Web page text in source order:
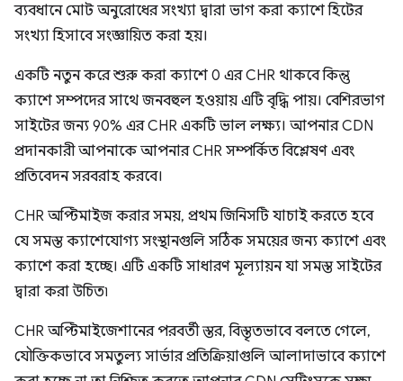
ব্যবধানে মোট অনুরোধের সংখ্যা দ্বারা ভাগ করা ক্যাশে হিটের
সংখ্যা হিসাবে সংজ্ঞায়িত করা হয়।
একটি নতুন করে শুরু করা ক্যাশে 0 এর CHR থাকবে কিন্তু
ক্যাশে সম্পদের সাথে জনবহুল হওয়ায় এটি বৃদ্ধি পায়। বেশিরভাগ
সাইটের জন্য 90% এর CHR একটি ভাল লক্ষ্য। আপনার CDN
প্রদানকারী আপনাকে আপনার CHR সম্পর্কিত বিশ্লেষণ এবং
প্রতিবেদন সরবরাহ করবে।
CHR অপ্টিমাইজ করার সময়, প্রথম জিনিসটি যাচাই করতে হবে
যে সমস্ত ক্যাশেযোগ্য সংস্থানগুলি সঠিক সময়ের জন্য ক্যাশে এবং
ক্যাশে করা হচ্ছে। এটি একটি সাধারণ মূল্যায়ন যা সমস্ত সাইটের
দ্বারা করা উচিত৷
CHR অপ্টিমাইজেশানের পরবর্তী স্তর, বিস্তৃতভাবে বলতে গেলে,
যৌক্তিকভাবে সমতুল্য সার্ভার প্রতিক্রিয়াগুলি আলাদাভাবে ক্যাশে